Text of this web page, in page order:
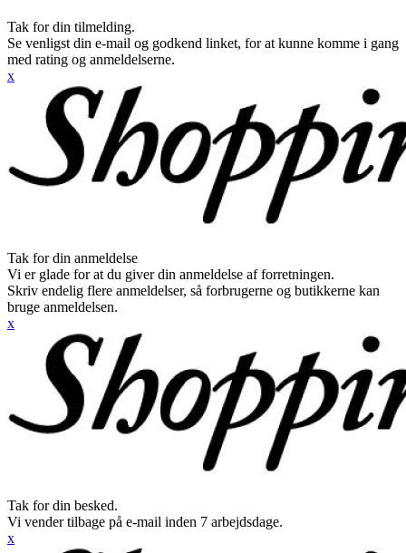
Tak for din tilmelding.
Se venligst din e-mail og godkend linket, for at kunne komme i gang
med rating og anmeldelserne.
x
Tak for din anmeldelse
Vi er glade for at du giver din anmeldelse af forretningen.
Skriv endelig flere anmeldelser, så forbrugerne og butikkerne kan
bruge anmeldelsen.
x
Tak for din besked.
Vi vender tilbage på e-mail inden 7 arbejdsdage.
x